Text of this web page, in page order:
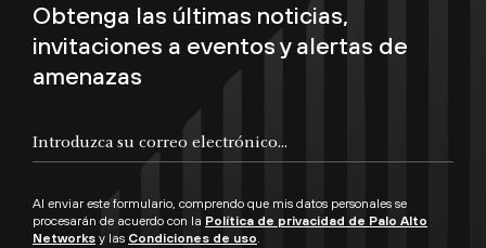
Obtenga las últimas noticias,
invitaciones a eventos y alertas de
amenazas
Al enviar este formulario, comprendo que mis datos personales se
procesarán de acuerdo con la Política de privacidad de Palo Alto
Networks y las Condiciones de uso.